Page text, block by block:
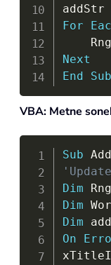
addStr
For
    Rng
Next
End
Sub
VBA: Metne
Sub
Dim
Dim
Dim
On